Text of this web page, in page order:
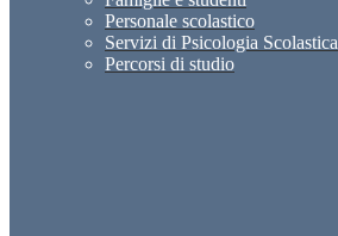
Personale scolastico
Servizi di Psicologia Scolastica
Percorsi di studio